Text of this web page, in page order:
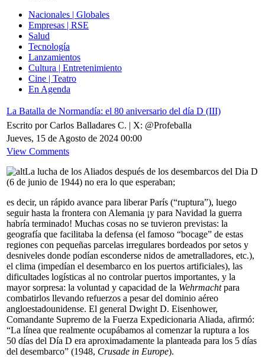
Nacionales | Globales
Empresas | RSE
Salud
Tecnología
Lanzamientos
Cultura | Entretenimiento
Cine | Teatro
En Agenda
La Batalla de Normandía: el 80 aniversario del día D (III)
Escrito por Carlos Balladares C. | X: @Profeballa
Jueves, 15 de Agosto de 2024 00:00
View Comments
La lucha de los Aliados después de los desembarcos del Dia D
(6 de junio de 1944) no era lo que esperaban;
es decir, un rápido avance para liberar París (“ruptura”), luego
seguir hasta la frontera con Alemania ¡y para Navidad la guerra
habría terminado! Muchas cosas no se tuvieron previstas: la
geografía que facilitaba la defensa (el famoso “bocage” de estas
regiones con pequeñas parcelas irregulares bordeados por setos y
desniveles donde podían esconderse nidos de ametralladores, etc.),
el clima (impedían el desembarco en los puertos artificiales), las
dificultades logísticas al no controlar puertos importantes, y la
mayor sorpresa: la voluntad y capacidad de la Wehrmachtpara
combatirlos llevando refuerzos a pesar del dominio aéreo
angloestadounidense. El general Dwight D. Eisenhower,
Comandante Supremo de la Fuerza Expedicionaria Aliada, afirmó:
“La línea que realmente ocupábamos al comenzar la ruptura a los
50 días del Día D era aproximadamente la planteada para los 5 días
del desembarco” (1948, Crusade in Europe).